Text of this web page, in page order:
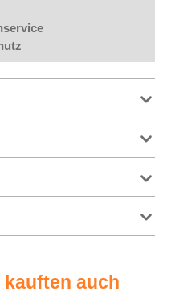
auch